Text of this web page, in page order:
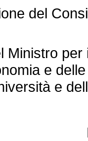
del
per
e
e